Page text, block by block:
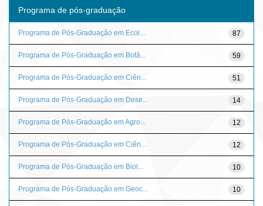
Programa de pós-graduação
87
Programa de Pós-Graduação em Ecol...
59
Programa de Pós-Graduação em Botâ...
51
Programa de Pós-Graduação em Ciên...
14
Programa de Pós-Graduação em Dese...
12
Programa de Pós-Graduação em Agro...
12
Programa de Pós-Graduação em Ciên...
10
Programa de Pós-Graduação em Biol...
10
Programa de Pós-Graduação em Geoc...